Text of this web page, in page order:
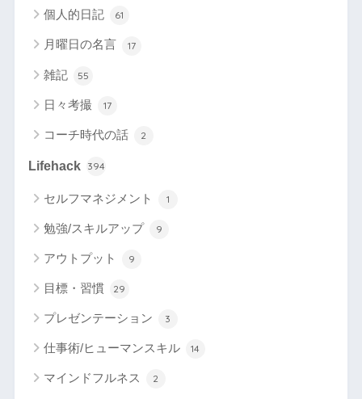
個人的日記 61
月曜日の名言 17
雑記 55
日々考撮 17
コーチ時代の話 2
Lifehack 394
セルフマネジメント 1
勉強/スキルアップ 9
アウトプット 9
目標・習慣 29
プレゼンテーション 3
仕事術/ヒューマンスキル 14
マインドフルネス 2